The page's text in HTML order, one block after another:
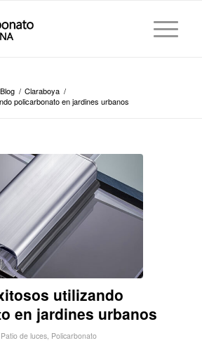
Blog / Claraboya /
policarbonato en jardines urbanos
utilizando
en jardines urbanos
Patio de luces, Policarbonato